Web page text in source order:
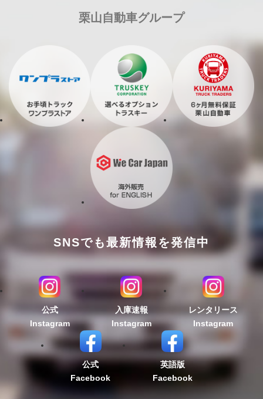
栗山自動車グループ
SNSでも最新情報を発信中
公式
Instagram
入庫速報
Instagram
レンタリース
Instagram
公式
Facebook
英語版
Facebook